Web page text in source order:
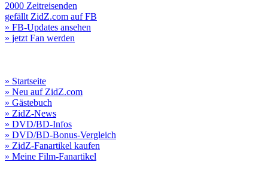
2000 Zeitreisenden
gefällt ZidZ.com auf FB
» FB-Updates ansehen
» jetzt Fan werden
» Startseite
» Neu auf ZidZ.com
» Gästebuch
» ZidZ-News
» DVD/BD-Infos
» DVD/BD-Bonus-Vergleich
» ZidZ-Fanartikel kaufen
» Meine Film-Fanartikel